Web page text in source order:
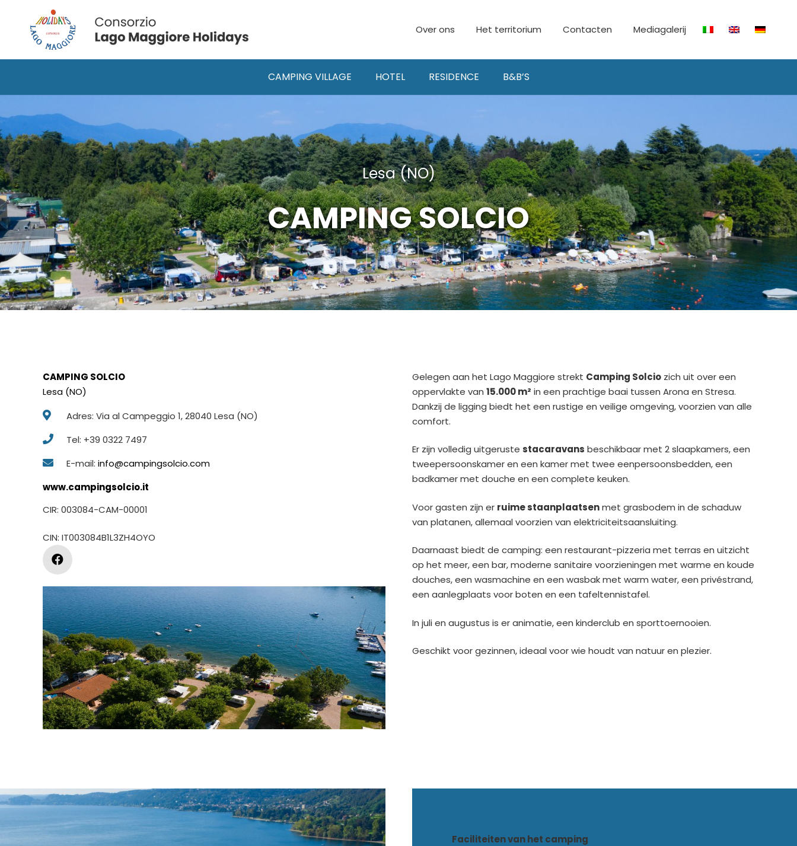
Over ons Het territorium Contacten Mediagalerij
CAMPING VILLAGE HOTEL RESIDENCE B&B’S
Lesa (NO)
CAMPING SOLCIO
CAMPING SOLCIO
Lesa (NO)
Adres: Via al Campeggio 1, 28040 Lesa (NO)
Tel: +39 0322 7497
E-mail: info@campingsolcio.com
www.campingsolcio.it
CIR: 003084-CAM-00001
CIN: IT003084B1L3ZH4OYO
Gelegen aan het Lago Maggiore strekt Camping Solciozich uit over een
oppervlakte van 15.000 m² in een prachtige baai tussen Arona en Stresa.
Dankzij de ligging biedt het een rustige en veilige omgeving, voorzien van alle
comfort.
Er zijn volledig uitgeruste stacaravans beschikbaar met 2 slaapkamers, een
tweepersoonskamer en een kamer met twee eenpersoonsbedden, een
badkamer met douche en een complete keuken.
Voor gasten zijn er ruime staanplaatsenmet grasbodem in de schaduw
van platanen, allemaal voorzien van elektriciteitsaansluiting.
Daarnaast biedt de camping: een restaurant-pizzeria met terras en uitzicht
op het meer, een bar, moderne sanitaire voorzieningen met warme en koude
douches, een wasmachine en een wasbak met warm water, een privéstrand,
een aanlegplaats voor boten en een tafeltennistafel.
In juli en augustus is er animatie, een kinderclub en sporttoernooien.
Geschikt voor gezinnen, ideaal voor wie houdt van natuur en plezier.
Faciliteiten van het camping